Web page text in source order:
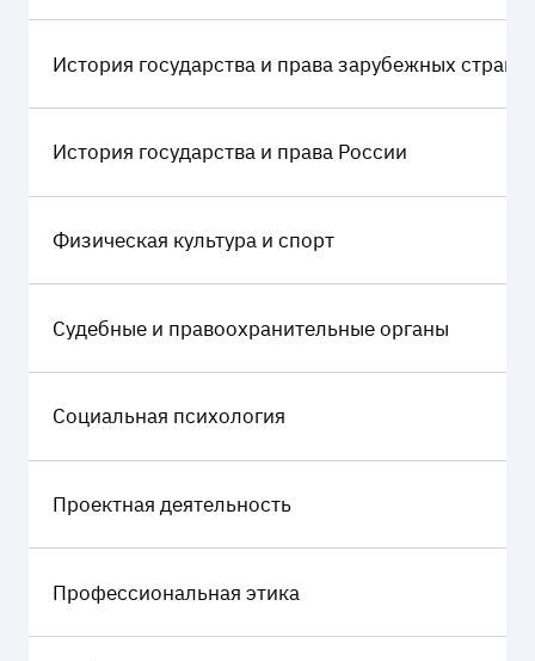
История государства и права зарубежных стран
История государства и права России
Физическая культура и спорт
Судебные и правоохранительные органы
Социальная психология
Проектная деятельность
Профессиональная этика